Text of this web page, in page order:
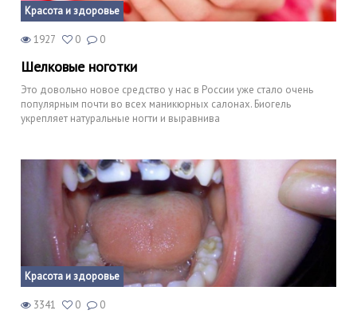
Красота и здоровье
1927 0 0
Шелковые ноготки
Это довольно новое средство у нас в России уже стало очень
популярным почти во всех маникюрных салонах. Биогель
укрепляет натуральные ногти и выравнива
Красота и здоровье
3341 0 0